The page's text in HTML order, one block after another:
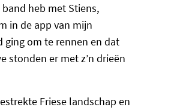
heb met Stiens,
in de app van mijn
ging om te rennen en dat
stonden er met z’n drieën
Friese landschap en